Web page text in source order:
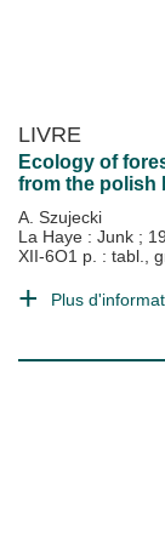
LIVRE
Ecology of
from the polish
A. Szujecki
La Haye : Junk ;
XII-6O1 p. : tabl.,
Plus